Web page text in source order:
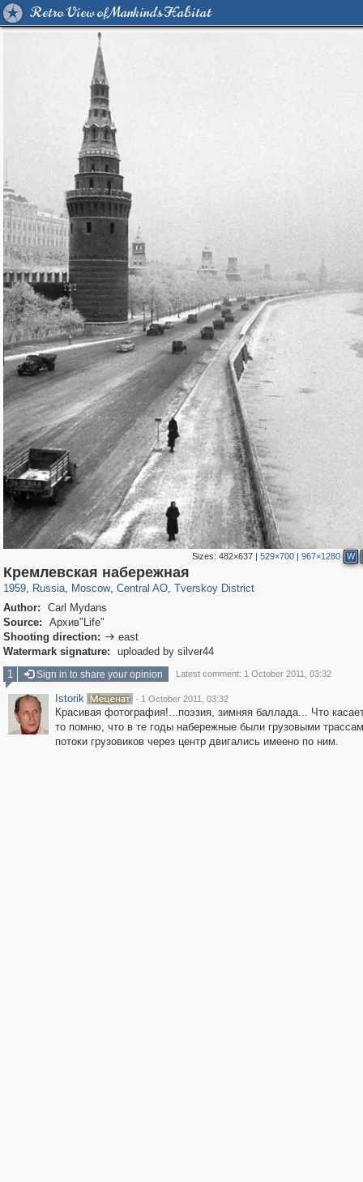
Retro View of Mankind's Habitat
Sizes:482×637 |529×700 |967×1280 W
Кремлевская набережная
1959, Russia
1,406,257 29,243
, Moscow
319,779 8,286
, Central AO
159,978 5,916
, Tverskoy District
53,034
Author:
Carl Mydans
Source:
Архив"Life"
Shooting direction:  east
Watermark signature:
uploaded by silver44
1
Sign in to share your opinion Latest comment: 1 October 2011, 03:32
Istorik · 1 October 2011, 03:32
Красивая фотография!...поэзия, зимняя баллада... Что
то помню, что в те годы набережные были грузовыми
потоки грузовиков через центр двигались имеено по ним.